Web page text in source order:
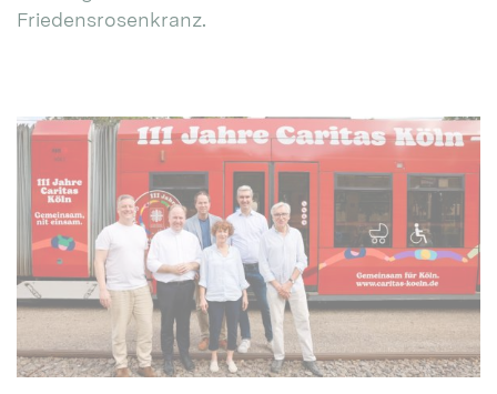
Friedensrosenkranz.